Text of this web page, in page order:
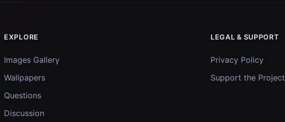
EXPLORE
Images Gallery
Wallpapers
Questions
Discussion
LEGAL & SUPPORT
Privacy Policy
Support the Project